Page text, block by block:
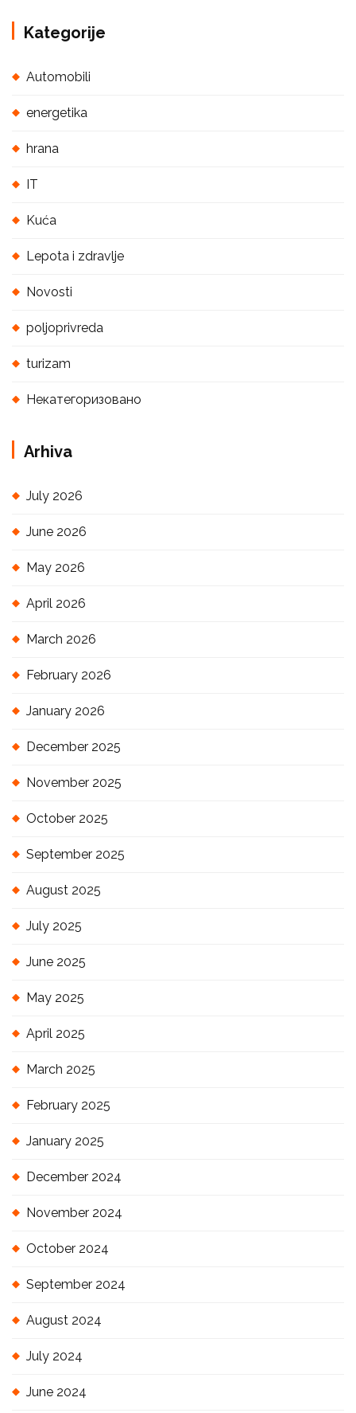
Kategorije
Automobili
energetika
hrana
IT
Kuća
Lepota i zdravlje
Novosti
poljoprivreda
turizam
Некатегоризовано
Arhiva
July 2026
June 2026
May 2026
April 2026
March 2026
February 2026
January 2026
December 2025
November 2025
October 2025
September 2025
August 2025
July 2025
June 2025
May 2025
April 2025
March 2025
February 2025
January 2025
December 2024
November 2024
October 2024
September 2024
August 2024
July 2024
June 2024